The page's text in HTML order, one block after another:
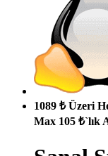
1089 ₺ Üzeri
Max 105 ₺`lık